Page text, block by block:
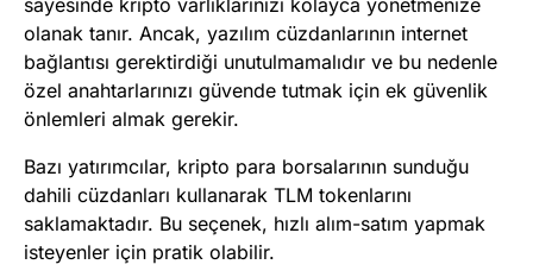
sayesinde kripto varlıklarınızı kolayca yönetmenize
olanak tanır. Ancak, yazılım cüzdanlarının internet
bağlantısı gerektirdiği unutulmamalıdır ve bu nedenle
özel anahtarlarınızı güvende tutmak için ek güvenlik
önlemleri almak gerekir.
Bazı yatırımcılar, kripto para borsalarının sunduğu
dahili cüzdanları kullanarak TLM tokenlarını
saklamaktadır. Bu seçenek, hızlı alım-satım yapmak
isteyenler için pratik olabilir.